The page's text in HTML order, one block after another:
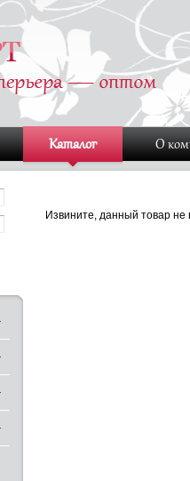
Каталог О
Извините, данный товар не